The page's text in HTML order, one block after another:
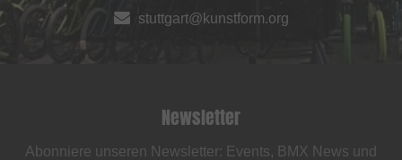
stuttgart@kunstform.org
Newsletter
Abonniere unseren Newsletter: Events, BMX News und